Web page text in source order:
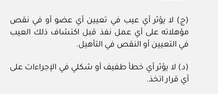
(ج) لا يؤثر أي عيب في تعيين أي عضو أو في نقص
مؤهلاته على أي عمل نفذ قبل اكتشاف ذلك العيب
في التعيين أو النقص في التأهيل.
(د) لا يؤثر أي خطأ طفيف أو شكلي في الإجراءات على
أي قرار اتخذ.